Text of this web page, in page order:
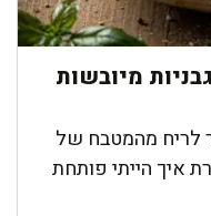
מיובשות
לריח מהמטבח של
איך הייתי פותחת